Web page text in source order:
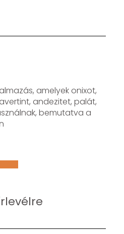
amelyek onixot,
andezitet, palát,
bemutatva a
noi